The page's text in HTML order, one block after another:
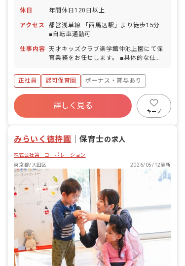
休日 年間休日120日以上
アクセス
都営浅草線 「西馬込駅」より徒歩15分
■自転車通勤可
仕事内容 天才キッズクラブ楽学館仲池上園にて保
育業務をお任せします。 ■具体的な仕事
ど、年齢に応じた日常生活のサポートを
行います。他の保育士や看護師などと情
報共有し、連携して子どもを見守りま
す。その他 ①遊びや活動の計画・実施
②発達のサポートと観察 ③保護者との連
整備・安全管理 ⑥チームでの連携・ミー
ます。 研修も充実しているので、保育
が久しぶりの方、新人さんも安心して保
育業務に取り組めます。
正社員 認可保育園
ボーナス・賞与あり
年間休日120日以上
寮・住宅・家賃補助あり
社会保険完備
残業少なめ
詳しく見る
キープ
みらいく徳持園 ｜保育士の求人
株式会社第一コーポレーション
東京都/大田区
2026/05/12更新